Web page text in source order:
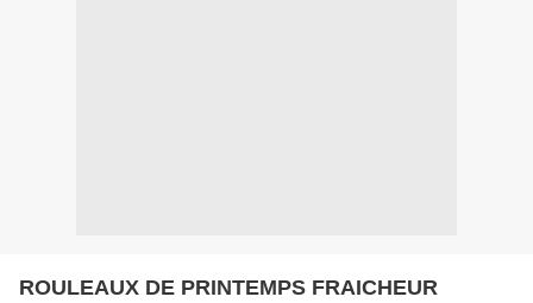
ROULEAUX DE PRINTEMPS FRAICHEUR